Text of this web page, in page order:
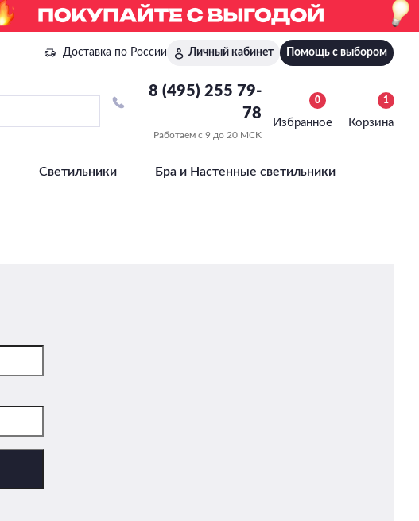
Доставка по России Личный кабинет Помощь с выбором
8 (495) 255 79-
78
Работаем с 9 до 20 МСК
Избранное
0
Корзина
1
Светильники Бра и Настенные светильники